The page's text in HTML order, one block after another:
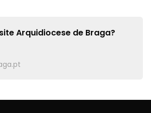
Arquidiocese de Braga?